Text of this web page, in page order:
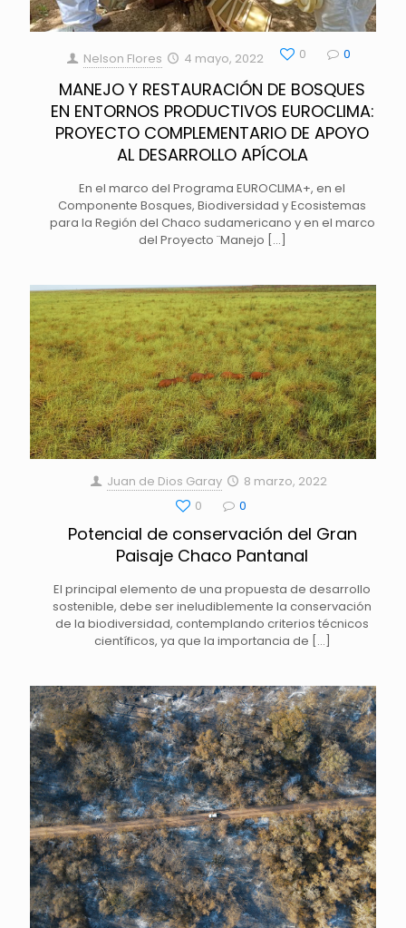
Nelson Flores 4 mayo, 2022 0 0
MANEJO Y RESTAURACIÓN DE BOSQUES
EN ENTORNOS PRODUCTIVOS EUROCLIMA:
PROYECTO COMPLEMENTARIO DE APOYO
AL DESARROLLO APÍCOLA
En el marco del Programa EUROCLIMA+, en el
Componente Bosques, Biodiversidad y Ecosistemas
para la Región del Chaco sudamericano y en el marco
del Proyecto ¨Manejo […]
Juan de Dios Garay
8 marzo, 2022
0
0
Potencial de conservación del Gran
Paisaje Chaco Pantanal
El principal elemento de una propuesta de desarrollo
sostenible, debe ser ineludiblemente la conservación
de la biodiversidad, contemplando criterios técnicos
científicos, ya que la importancia de […]